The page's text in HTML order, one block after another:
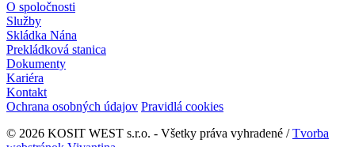
O spoločnosti
Služby
Skládka Nána
Prekládková stanica
Dokumenty
Kariéra
Kontakt
Ochrana osobných údajov Pravidlá cookies
© 2026 KOSIT WEST s.r.o. - Všetky práva vyhradené /Tvorba